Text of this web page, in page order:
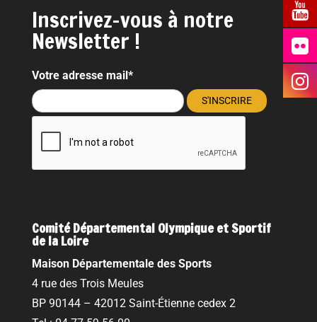
Inscrivez-vous à notre
Newsletter !
Votre adresse mail*
Comité Départemental Olympique et Sportif
de la Loire
Maison Départementale des Sports
4 rue des Trois Meules
BP 90144 – 42012 Saint-Étienne cedex 2